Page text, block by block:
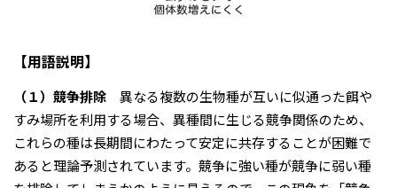
【用語説明】
（１）競争排除
異なる複数の生物種が互いに似通った餌や
すみ場所を利用する場合、異種間に生じる競争関係のため、
これらの種は長期間にわたって安定に共存することが困難で
あると理論予測されています。競争に強い種が競争に弱い種